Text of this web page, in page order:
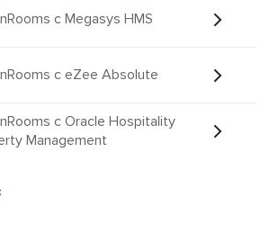
с Megasys HMS
с eZee Absolute
с Oracle Hospitality
Management